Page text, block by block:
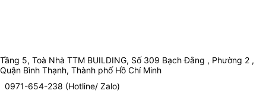
Tầng 5, Toà Nhà TTM BUILDING, Số 309 Bạch Đằng , Phường 2 ,
Quận Bình Thạnh, Thành phố Hồ Chí Minh
0971-654-238 (Hotline/ Zalo)